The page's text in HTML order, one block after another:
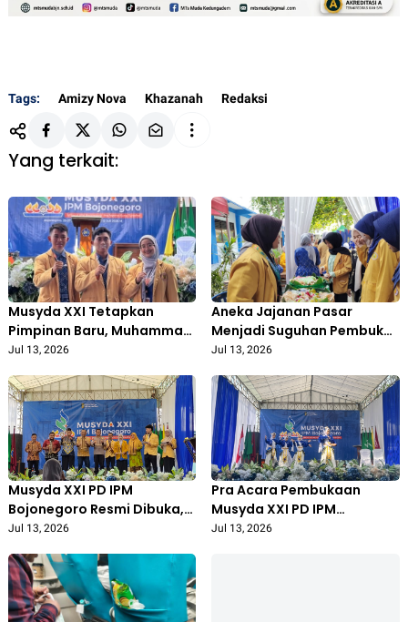
Tags: Amizy Nova Khazanah Redaksi
Yang terkait:
Musyda XXI Tetapkan
Pimpinan Baru, Muhammad
Adam Firmansyah
Bojonegoro Periode 2026–
2028
Jul 13, 2026
Aneka Jajanan Pasar
Menjadi Suguhan Pembuka
Musyda XXI IPM Bojonegoro
Jul 13, 2026
Musyda XXI PD IPM
Bojonegoro Resmi Dibuka,
Angkat Tema “Ta’awun IPM
Sung Tulada”
Jul 13, 2026
Pra Acara Pembukaan
Musyda XXI PD IPM
Bojonegoro Diwarnai
Jul 13, 2026